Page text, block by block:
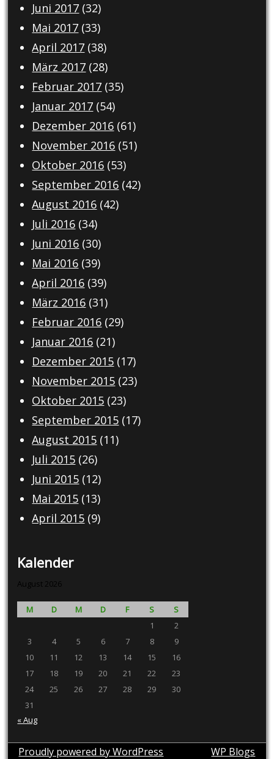
Juni 2017 (32)
Mai 2017 (33)
April 2017 (38)
März 2017 (28)
Februar 2017 (35)
Januar 2017 (54)
Dezember 2016 (61)
November 2016 (51)
Oktober 2016 (53)
September 2016 (42)
August 2016 (42)
Juli 2016 (34)
Juni 2016 (30)
Mai 2016 (39)
April 2016 (39)
März 2016 (31)
Februar 2016 (29)
Januar 2016 (21)
Dezember 2015 (17)
November 2015 (23)
Oktober 2015 (23)
September 2015 (17)
August 2015 (11)
Juli 2015 (26)
Juni 2015 (12)
Mai 2015 (13)
April 2015 (9)
Kalender
August 2026
M D M D F S
S
1
2
3
4 5 6 7 8
9
10
11 12 13 14 15
16
17
18 19 20 21 22
23
24
25 26 27 28 29
30
31
« Aug
Proudly powered by WordPress theme byWP Blogs